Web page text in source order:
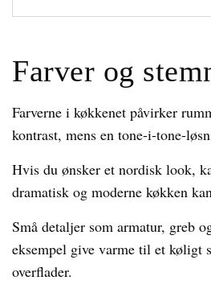
Farver og
Farverne i køkkenet påvirker
kontrast, mens en tone-i-tone-
Hvis du ønsker et nordisk look,
dramatisk og moderne køkken
Små detaljer som armatur, greb
eksempel give varme til et køligt
overflader.